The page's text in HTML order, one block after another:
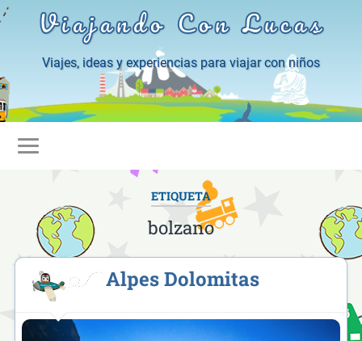
Viajando Con Lucas
Viajes, ideas y experiencias para viajar con niños
ETIQUETA
bolzano
Alpes Dolomitas